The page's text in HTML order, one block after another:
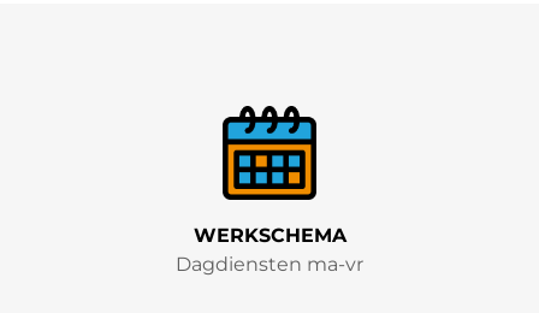
WERKSCHEMA
Dagdiensten ma-vr